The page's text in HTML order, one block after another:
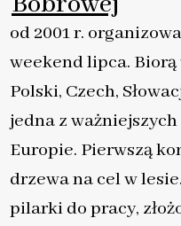
od 2001 r.
weekend lipca.
Polski, Czech,
jedna z
Europie. Pierwszą
drzewa na cel w
pilarki do pracy,